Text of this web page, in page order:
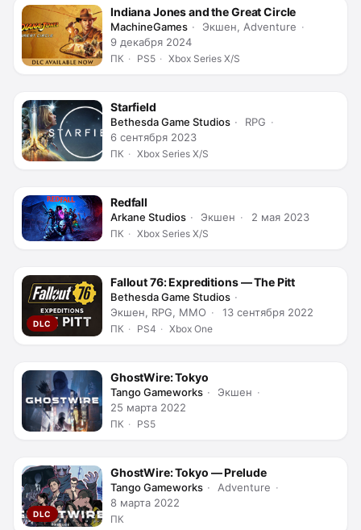
Indiana Jones and the Great Circle
MachineGames
Экшен, Adventure
9 декабря 2024
ПК PS5 Xbox Series X/S
Starfield
Bethesda Game Studios
RPG
6 сентября 2023
ПК Xbox Series X/S
Redfall
Arkane Studios Экшен 2 мая 2023
ПК Xbox Series X/S
DLC
Fallout 76: Expreditions — The Pitt
Bethesda Game Studios
Экшен, RPG, MMO
13 сентября 2022
ПК PS4 Xbox One
GhostWire: Tokyo
Tango Gameworks
Экшен
25 марта 2022
ПК PS5
DLC
GhostWire: Tokyo — Prelude
Tango Gameworks
Adventure
8 марта 2022
ПК